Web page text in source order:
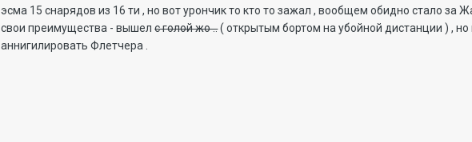
эсма 15 снарядов из 16 ти , но вот урончик то кто то зажал , вообщем обидно стало за
свои преимущества - вышелс голой жо ..( открытым бортом на убойной дистанции ) ,
аннигилировать Флетчера .